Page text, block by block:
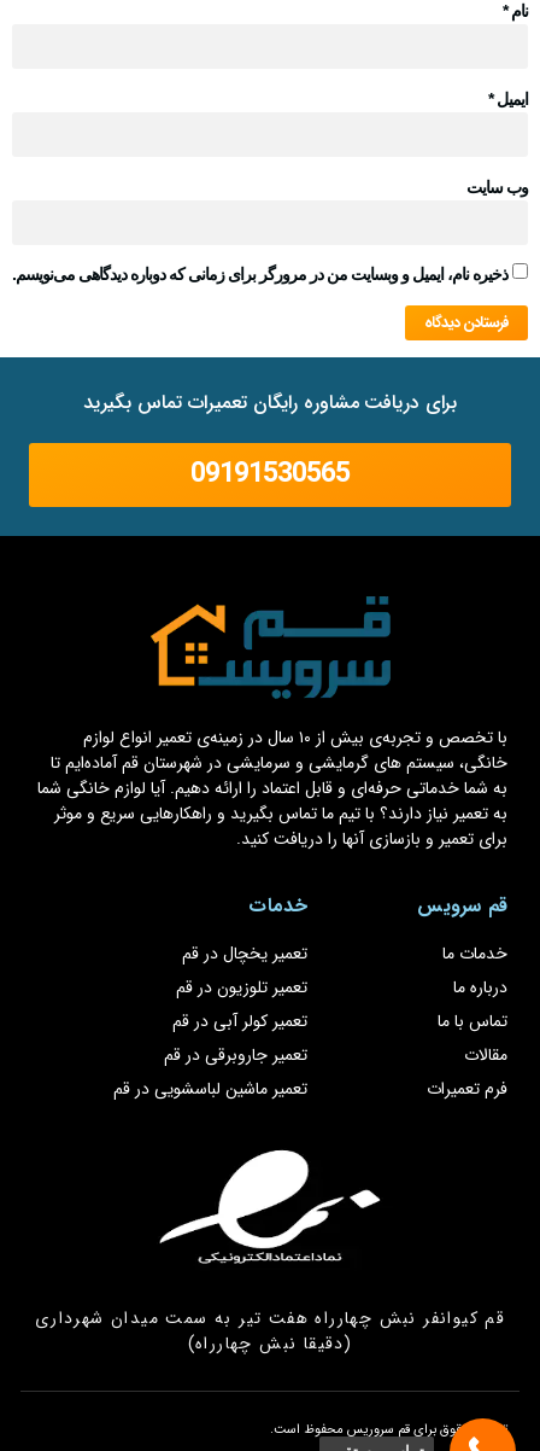
نام*
ایمیل*
وب‌ سایت
ذخیره نام، ایمیل و وبسایت من در مرورگر برای زمانی که دوباره دیدگاهی می‌نویسم.
برای دریافت مشاوره رایگان تعمیرات تماس بگیرید
09191530565
با تخصص و تجربه‌ی بیش از ۱۰ سال در زمینه‌ی تعمیر انواع لوازم
خانگی، سیستم های گرمایشی و سرمایشی در شهرستان قم آماده‌ایم تا
به شما خدماتی حرفه‌ای و قابل اعتماد را ارائه دهیم. آیا لوازم خانگی شما
به تعمیر نیاز دارند؟ با تیم ما تماس بگیرید و راهکارهایی سریع و موثر
برای تعمیر و بازسازی آنها را دریافت کنید.
قم سرویس
خدمات ما
درباره ما
تماس با ما
مقالات
فرم تعمیرات
خدمات
تعمیر یخچال در قم
تعمیر تلوزیون در قم
تعمیر کولر آبی در قم
تعمیر جاروبرقی در قم
تعمیر ماشین لباسشویی در قم
قم کیوانفر نبش چهارراه هفت تیر به سمت میدان شهرداری
(دقیقا نبش چهارراه)
تمامی حقوق برای قم سروریس محفوظ است.